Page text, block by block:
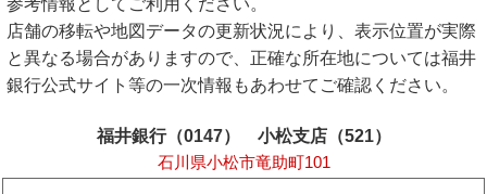
参考情報としてご利用ください。
店舗の移転や地図データの更新状況により、表示位置が実際
と異なる場合がありますので、正確な所在地については福井
銀行公式サイト等の一次情報もあわせてご確認ください。
福井銀行（0147） 小松支店（521）
石川県小松市竜助町101